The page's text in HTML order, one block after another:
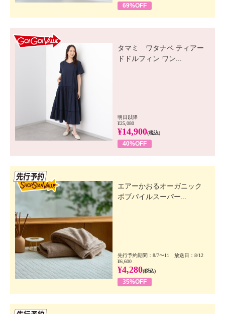
69%OFF
タマミ ワタナベ ティアー
ドドルフィン ワン...
明日以降
¥25,080
¥14,900(税込)
40%OFF
エアーかおるオーガニック
ボブパイルスーパー...
先行予約期間：8/7〜11 放送日：8/12
¥6,600
¥4,280(税込)
35%OFF